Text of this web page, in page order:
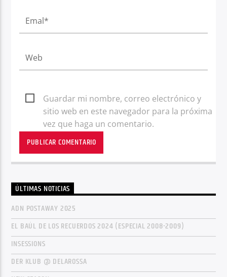
Guardar mi nombre, correo electrónico y
sitio web en este navegador para la próxima
vez que haga un comentario.
ÚLTIMAS NOTICIAS
ADN POSTAWAY 2025
EL BAÚL DE LOS RECUERDOS 2024 (ESPECIAL 2008-2009)
INSESSIONS
DER KLUB @ DELAROSSA